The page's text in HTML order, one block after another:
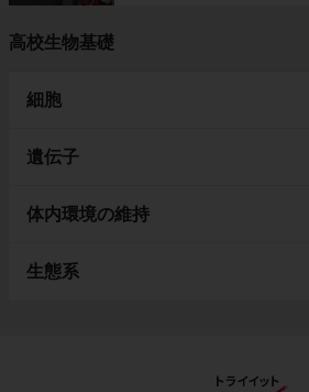
高校生物基礎
細胞
遺伝子
体内環境の維持
生態系